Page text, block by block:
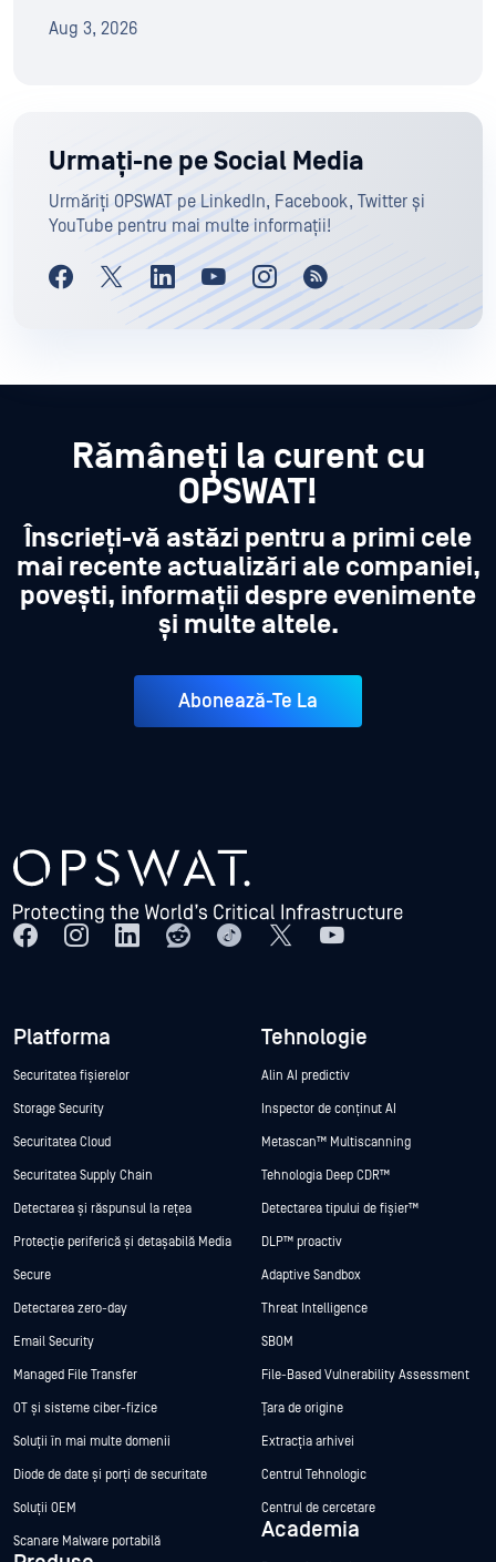
Aug 3, 2026
Urmați-ne pe Social Media
Urmăriți OPSWAT pe LinkedIn, Facebook, Twitter și
YouTube pentru mai multe informații!
Rămâneți la curent cu
OPSWAT!
Înscrieți-vă astăzi pentru a primi cele
mai recente actualizări ale companiei,
povești, informații despre evenimente
și multe altele.
Abonează-Te La
Platforma
Securitatea fișierelor
Storage Security
Securitatea Cloud
Securitatea Supply Chain
Detectarea și răspunsul la rețea
Protecție periferică și detașabilă Media
Secure
Detectarea zero-day
Email Security
Managed File Transfer
OT și sisteme ciber-fizice
Soluții în mai multe domenii
Diode de date și porți de securitate
Soluții OEM
Scanare Malware portabilă
Tehnologie
Alin AI predictiv
Inspector de conținut AI
Metascan™ Multiscanning
Tehnologia Deep CDR™
Detectarea tipului de fișier™
DLP™ proactiv
Adaptive Sandbox
Threat Intelligence
SBOM
File-Based Vulnerability Assessment
Țara de origine
Extracția arhivei
Centrul Tehnologic
Centrul de cercetare
Academia